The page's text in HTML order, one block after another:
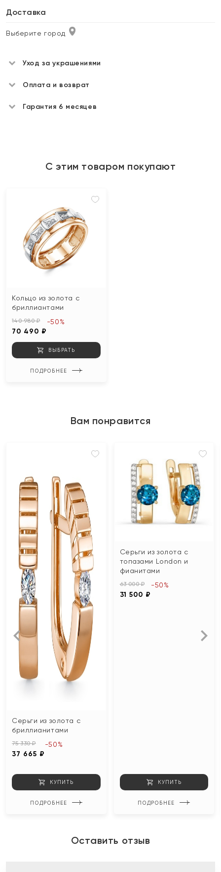
Доставка
Выберите город
Уход за украшениями
Оплата и возврат
Гарантия 6 месяцев
С этим товаром покупают
Кольцо из золота с
бриллиантами
140 980 ₽
70 490 ₽
-50%
ВЫБРАТЬ
ПОДРОБНЕЕ
Вам понравится
Серьги из золота с
бриллианитами
75 330 ₽
37 665 ₽
-50%
КУПИТЬ
ПОДРОБНЕЕ
Серьги из золота с
топазами London и
фианитами
63 000 ₽
31 500 ₽
-50%
КУПИТЬ
ПОДРОБНЕЕ
Оставить отзыв